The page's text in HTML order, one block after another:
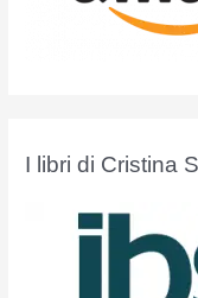
I libri di Cristina